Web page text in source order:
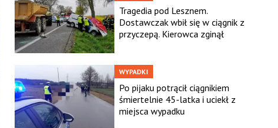
Tragedia pod Lesznem.
Dostawczak wbił się w ciągnik z
przyczepą. Kierowca zginął
WYPADKI
Po pijaku potrącił ciągnikiem
śmiertelnie 45-latka i uciekł z
miejsca wypadku